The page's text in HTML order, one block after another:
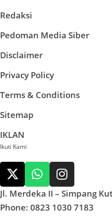
Redaksi
Pedoman Media Siber
Disclaimer
Privacy Policy
Terms & Conditions
Sitemap
IKLAN
Ikuti Kami
Jl. Merdeka II – Simpang
Phone: 0823 1030 7183